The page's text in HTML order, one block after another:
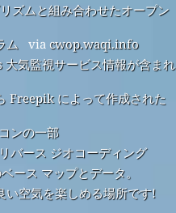
ズムと組み合わせたオープン
ム
via cwop.waqi.info
気監視サービス情報が含まれ
によって作成された
ンの一部
バース ジオコーディング
ース マップとデータ。
い空気を楽しめる場所です!